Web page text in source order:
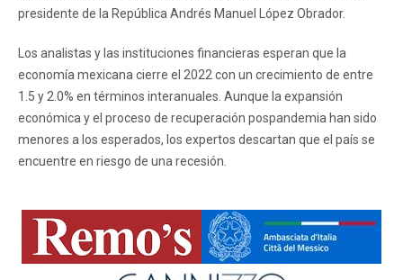
presidente de la República Andrés Manuel López Obrador.
Los analistas y las instituciones financieras esperan que la
economía mexicana cierre el 2022 con un crecimiento de entre
1.5 y 2.0% en términos interanuales. Aunque la expansión
económica y el proceso de recuperación pospandemia han sido
menores a los esperados, los expertos descartan que el país se
encuentre en riesgo de una recesión.